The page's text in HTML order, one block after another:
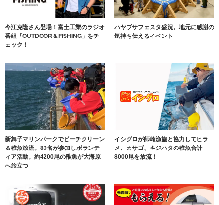
今江克隆さん登場！富士工業のラジオ
番組「OUTDOOR＆FISHING」をチ
ェック！
ハヤブサフェスタ盛況。地元に感謝の
気持ち伝えるイベント
新舞子マリンパークでビーチクリーン
＆稚魚放流。80名が参加しボランテ
ィア活動。約4200尾の稚魚が大海原
へ旅立つ
イシグロが師崎漁協と協力してヒラ
メ、カサゴ、キジハタの稚魚合計
8000尾を放流！